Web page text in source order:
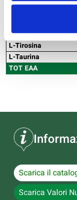
L-Serina
L-Tirosina
L-Taurina
TOT EAA
Scarica il
Scarica Valori